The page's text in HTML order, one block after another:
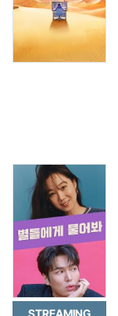
STREAMING